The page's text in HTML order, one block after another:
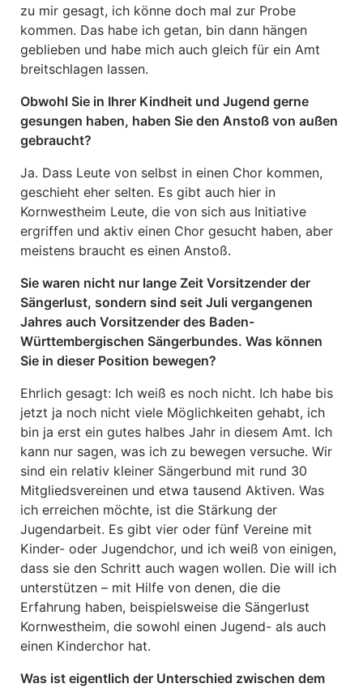
zu mir gesagt, ich könne doch mal zur Probe
kommen. Das habe ich getan, bin dann hängen
geblieben und habe mich auch gleich für ein Amt
breitschlagen lassen.
Obwohl Sie in Ihrer Kindheit und Jugend gerne
gesungen haben, haben Sie den Anstoß von außen
gebraucht?
Ja. Dass Leute von selbst in einen Chor kommen,
geschieht eher selten. Es gibt auch hier in
Kornwestheim Leute, die von sich aus Initiative
ergriffen und aktiv einen Chor gesucht haben, aber
meistens braucht es einen Anstoß.
Sie waren nicht nur lange Zeit Vorsitzender der
Sängerlust, sondern sind seit Juli vergangenen
Jahres auch Vorsitzender des Baden-
Württembergischen Sängerbundes. Was können
Sie in dieser Position bewegen?
Ehrlich gesagt: Ich weiß es noch nicht. Ich habe bis
jetzt ja noch nicht viele Möglichkeiten gehabt, ich
bin ja erst ein gutes halbes Jahr in diesem Amt. Ich
kann nur sagen, was ich zu bewegen versuche. Wir
sind ein relativ kleiner Sängerbund mit rund 30
Mitgliedsvereinen und etwa tausend Aktiven. Was
ich erreichen möchte, ist die Stärkung der
Jugendarbeit. Es gibt vier oder fünf Vereine mit
Kinder- oder Jugendchor, und ich weiß von einigen,
dass sie den Schritt auch wagen wollen. Die will ich
unterstützen – mit Hilfe von denen, die die
Erfahrung haben, beispielsweise die Sängerlust
Kornwestheim, die sowohl einen Jugend- als auch
einen Kinderchor hat.
Was ist eigentlich der Unterschied zwischen dem